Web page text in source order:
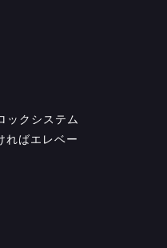
ックシステム
ればエレベー